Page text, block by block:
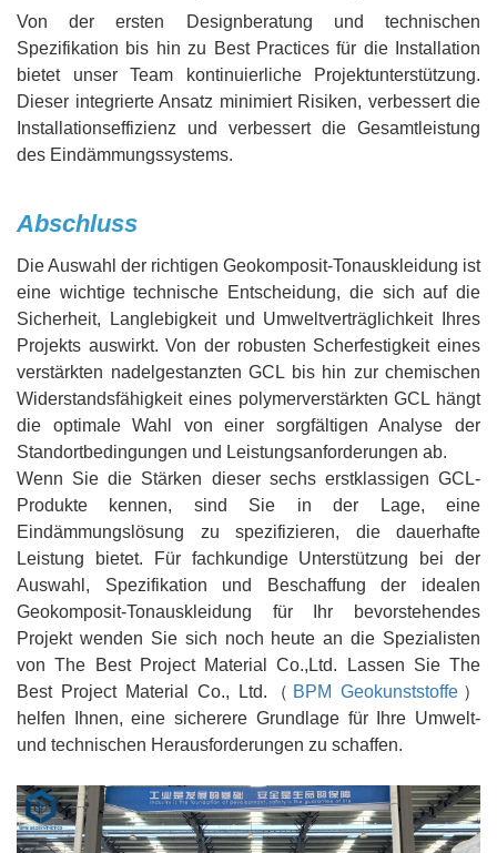
Von der ersten Designberatung und technischen
Spezifikation bis hin zu Best Practices für die Installation
bietet unser Team kontinuierliche Projektunterstützung.
Dieser integrierte Ansatz minimiert Risiken, verbessert die
Installationseffizienz und verbessert die Gesamtleistung
des Eindämmungssystems.
Abschluss
Die Auswahl der richtigen Geokomposit-Tonauskleidung ist
eine wichtige technische Entscheidung, die sich auf die
Sicherheit, Langlebigkeit und Umweltverträglichkeit Ihres
Projekts auswirkt. Von der robusten Scherfestigkeit eines
verstärkten nadelgestanzten GCL bis hin zur chemischen
Widerstandsfähigkeit eines polymerverstärkten GCL hängt
die optimale Wahl von einer sorgfältigen Analyse der
Standortbedingungen und Leistungsanforderungen ab.
Wenn Sie die Stärken dieser sechs erstklassigen GCL-
Produkte kennen, sind Sie in der Lage, eine
Eindämmungslösung zu spezifizieren, die dauerhafte
Leistung bietet. Für fachkundige Unterstützung bei der
Auswahl, Spezifikation und Beschaffung der idealen
Geokomposit-Tonauskleidung für Ihr bevorstehendes
Projekt wenden Sie sich noch heute an die Spezialisten
von The Best Project Material Co.,Ltd. Lassen Sie The
Best Project Material Co., Ltd.（ BPM Geokunststoffe ）
helfen Ihnen, eine sicherere Grundlage für Ihre Umwelt-
und technischen Herausforderungen zu schaffen.